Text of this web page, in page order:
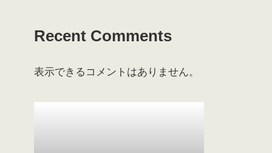
Recent Comments
表示できるコメントはありません。